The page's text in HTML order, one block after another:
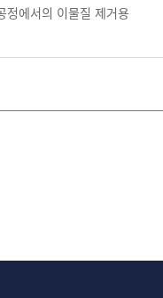
정에서의 이물질 제거용